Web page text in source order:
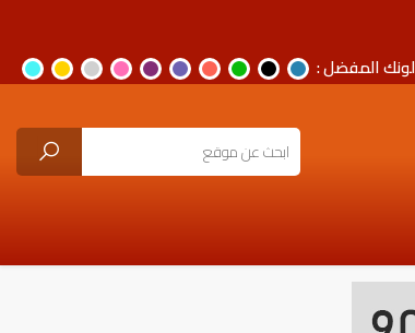
لونك المفضل :